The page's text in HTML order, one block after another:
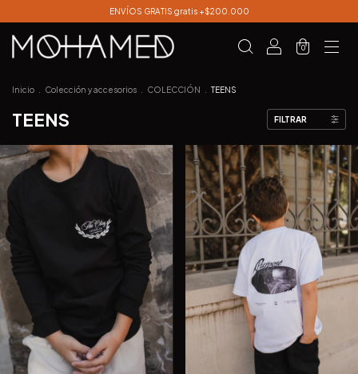
ENVÍOS GRATIS gratis +$200.000
0
Inicio Colección y accesorios COLECCIÓN TEENS
TEENS FILTRAR